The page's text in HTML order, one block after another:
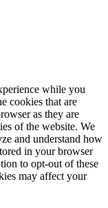
while you
cookies that are
as they are
of the website. We
and understand how
in your browser
to opt-out of these
may affect your